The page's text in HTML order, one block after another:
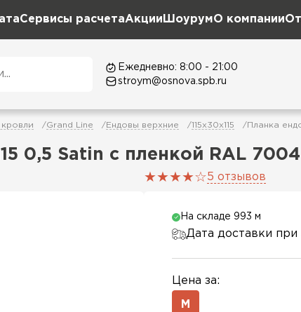
Сервисы расчетаАкции ШоурумО компании
Ежедневно: 8:00 - 21:00
stroym@osnova.spb.ru
кровли Grand Line Ендовы верхние 115х30х115 Планка
0,5 Satin с пленкой RAL
5 отзывов
На складе 993 м
Дата доставки при
Цена за:
М